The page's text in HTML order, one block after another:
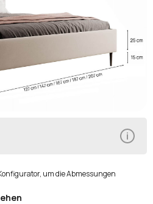
um die Abmessungen